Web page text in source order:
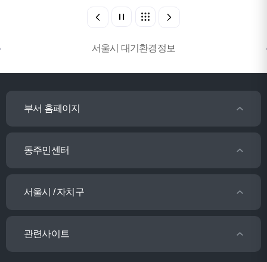
서울시 대기환경정보
부서 홈페이지
동주민센터
서울시 / 자치구
관련사이트